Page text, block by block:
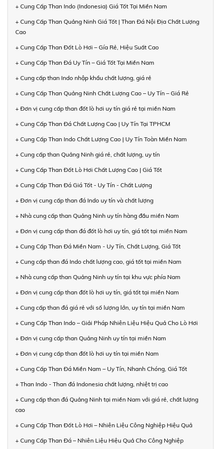
+ Cung Cấp Than Indo (Indonesia) Giá Tốt Tại Miền Nam
+ Cung Cấp Than Quảng Ninh Giá Tốt | Than Đá Nội Địa Chất Lượng
Cao
+ Cung Cấp Than Đốt Lò Hơi – Gía Rẻ, Hiệu Suất Cao
+ Cung Cấp Than Đá Uy Tín – Giá Tốt Tại Miền Nam
+ Cung cấp than Indo nhập khẩu chất lượng, giá rẻ
+ Cung Cấp Than Quảng Ninh Chất Lượng Cao – Uy Tín – Giá Rẻ
+ Đơn vị cung cấp than đốt lò hơi uy tín giá rẻ tại miền Nam
+ Cung Cấp Than Đá Chất Lượng Cao | Uy Tín Tại TPHCM
+ Cung Cấp Than Indo Chất Lượng Cao | Uy Tín Toàn Miền Nam
+ Cung cấp than Quảng Ninh giá rẻ, chất lượng, uy tín
+ Cung Cấp Than Đốt Lò Hơi Chất Lượng Cao | Giá Tốt
+ Cung Cấp Than Đá Giá Tốt - Uy Tín - Chất Lượng
+ Đơn vị cung cấp than đá Indo uy tín và chất lượng
+ Nhà cung cấp than Quảng Ninh uy tín hàng đầu miền Nam
+ Đơn vị cung cấp than đá đốt lò hơi uy tín, giá tốt tại miền Nam
+ Cung Cấp Than Đá Miền Nam - Uy Tín, Chất Lượng, Giá Tốt
+ Cung cấp than đá Indo chất lượng cao, giá tốt tại miền Nam
+ Nhà cung cấp than Quảng Ninh uy tín tại khu vực phía Nam
+ Đơn vị cung cấp than đốt lò hơi uy tín, giá tốt tại miền Nam
+ Cung cấp than đá giá rẻ với số lượng lớn, uy tín tại miền Nam
+ Cung Cấp Than Indo – Giải Pháp Nhiên Liệu Hiệu Quả Cho Lò Hơi
+ Đơn vị cung cấp than Quảng Ninh uy tín tại miền Nam
+ Đơn vị cung cấp than đốt lò hơi uy tín tại miền Nam
+ Cung Cấp Than Đá Miền Nam – Uy Tín, Nhanh Chóng, Giá Tốt
+ Than Indo - Than đá Indonesia chất lượng, nhiệt trị cao
+ Cung cấp than đá Quảng Ninh tại miền Nam với giá rẻ, chất lượng
cao
+ Cung Cấp Than Đốt Lò Hơi – Nhiên Liệu Công Nghiệp Hiệu Quả
+ Cung Cấp Than Đá – Nhiên Liệu Hiệu Quả Cho Công Nghiệp